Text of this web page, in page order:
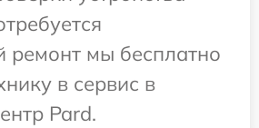
ремонт мы бесплатно
в сервис в
Pard.